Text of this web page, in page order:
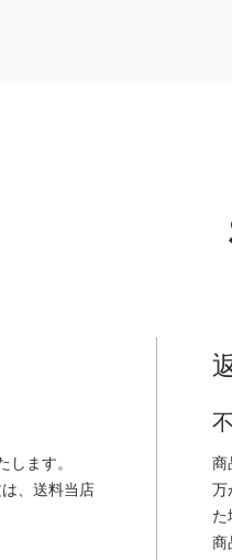
します。
、送料当店
商
万
た
商